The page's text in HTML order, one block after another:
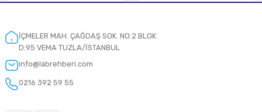
İÇMELER MAH. ÇAĞDAŞ SOK. NO:2 BLOK
D:95 VEMA TUZLA/İSTANBUL
info@labrehberi.com
0216 392 59 55